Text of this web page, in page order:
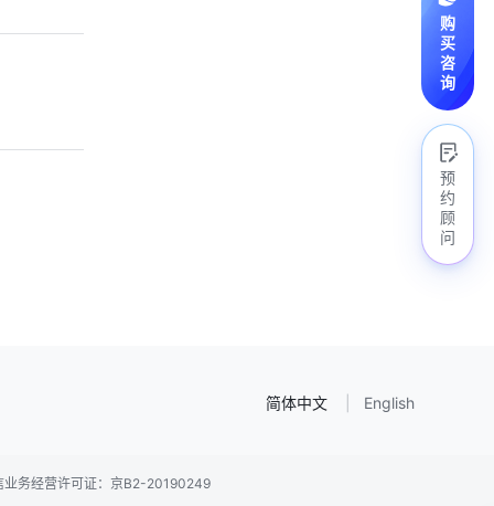
简体中文 English
业务经营许可证：京B2-20190249
购
买
咨
询
预
约
顾
问